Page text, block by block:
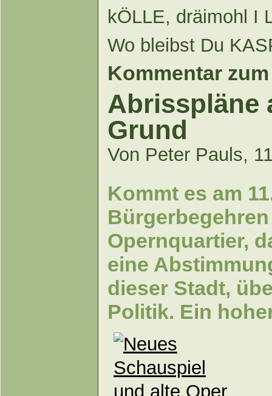
kÖLLE, dräimohl I
Wo bleibst Du
Kommentar
Abrisspläne
Grund
Von Peter Pauls,
Kommt es am
Opernquartier,
eine
dieser Stadt,
Politik. Ein